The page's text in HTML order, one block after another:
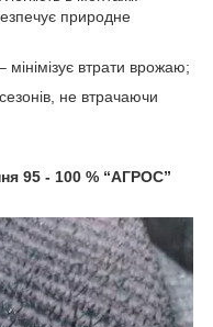
природне
мінімізує втрати врожаю;
не втрачаючи
95 - 100 % “AГРОС”